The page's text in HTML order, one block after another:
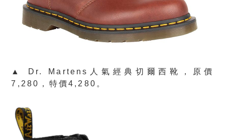
▲ Dr. Martens人氣經典切爾西靴，原價
7,280，特價4,280。